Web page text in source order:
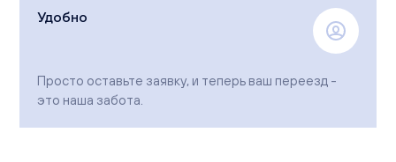
Удобно
Просто оставьте заявку, и теперь ваш переезд -
это наша забота.